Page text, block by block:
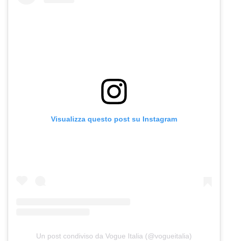
Visualizza questo post su Instagram
Un post condiviso da Vogue Italia (@vogueitalia)